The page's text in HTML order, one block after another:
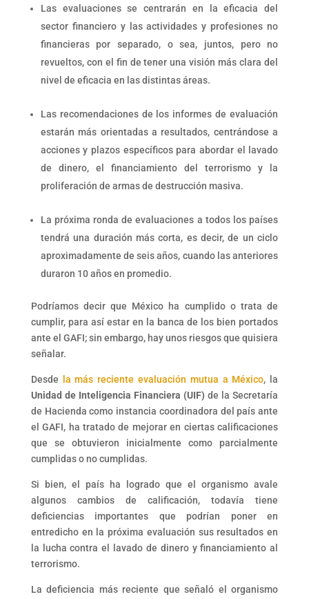
Las evaluaciones se centrarán en la eficacia del
sector financiero y las actividades y profesiones no
financieras por separado, o sea, juntos, pero no
revueltos, con el fin de tener una visión más clara del
nivel de eficacia en las distintas áreas.
Las recomendaciones de los informes de evaluación
estarán más orientadas a resultados, centrándose a
acciones y plazos específicos para abordar el lavado
de dinero, el financiamiento del terrorismo y la
proliferación de armas de destrucción masiva.
La próxima ronda de evaluaciones a todos los países
tendrá una duración más corta, es decir, de un ciclo
aproximadamente de seis años, cuando las anteriores
duraron 10 años en promedio.
Podríamos decir que México ha cumplido o trata de
cumplir, para así estar en la banca de los bien portados
ante el GAFI; sin embargo, hay unos riesgos que quisiera
señalar.
Desde la más reciente evaluación mutua a México, la
Unidad de Inteligencia Financiera (UIF) de la Secretaría
de Hacienda como instancia coordinadora del país ante
el GAFI, ha tratado de mejorar en ciertas calificaciones
que se obtuvieron inicialmente como parcialmente
cumplidas o no cumplidas.
Si bien, el país ha logrado que el organismo avale
algunos cambios de calificación, todavía tiene
deficiencias importantes que podrían poner en
entredicho en la próxima evaluación sus resultados en
la lucha contra el lavado de dinero y financiamiento al
terrorismo.
La deficiencia más reciente que señaló el organismo